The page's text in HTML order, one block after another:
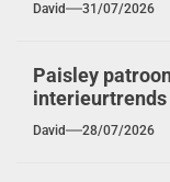
David 31/07/2026
Paisley
interieurtrends
David 28/07/2026